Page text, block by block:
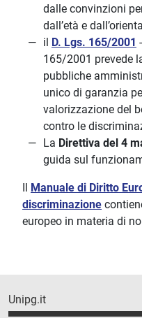
dalle convinzioni
dall’età e
il
D. Lgs. 165/2001
165/2001 prevede
pubbliche
unico di garanzia
valorizzazione del
contro le
La Direttiva del 4
guida sul
Manuale di Diritto
discriminazione
europeo in materia di
Unipg.it